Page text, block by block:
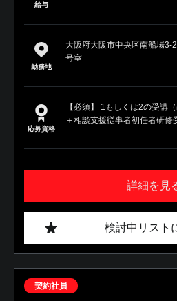
給与
勤務地
大阪府大阪市中央区南船場3-
号室
応募資格
【必須】 1もしくは2の受講
＋相談支援従事者初任者研修
詳細を見
検討中リスト
契約社員